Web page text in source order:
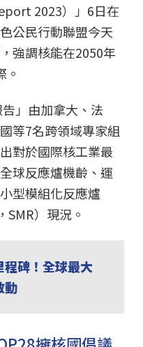
2023）」6日在
公民行動聯盟今天
強調核能在2050年
告」由加拿大、法
等7名跨領域專家組
對於國際核工業最
球反應爐機齡、運
型模組化反應爐
SMR）現況。
碑！全球最大
動